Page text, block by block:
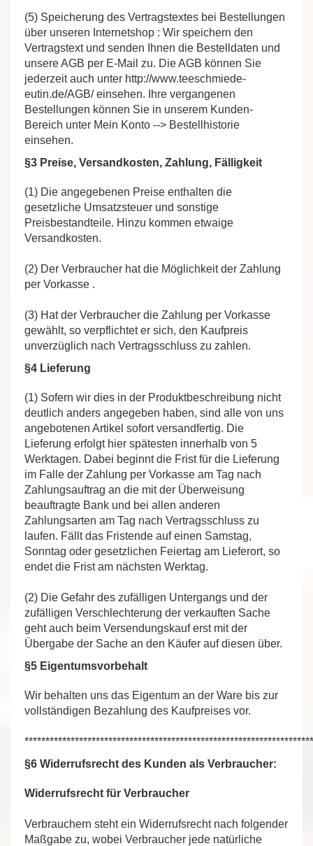
(5) Speicherung des Vertragstextes bei Bestellungen
über unseren Internetshop : Wir speichern den
Vertragstext und senden Ihnen die Bestelldaten und
unsere AGB per E-Mail zu. Die AGB können Sie
jederzeit auch unter http://www.teeschmiede-
eutin.de/AGB/ einsehen. Ihre vergangenen
Bestellungen können Sie in unserem Kunden-
Bereich unter Mein Konto --> Bestellhistorie
einsehen.
§3 Preise, Versandkosten, Zahlung, Fälligkeit
(1) Die angegebenen Preise enthalten die
gesetzliche Umsatzsteuer und sonstige
Preisbestandteile. Hinzu kommen etwaige
Versandkosten.
(2) Der Verbraucher hat die Möglichkeit der Zahlung
per Vorkasse .
(3) Hat der Verbraucher die Zahlung per Vorkasse
gewählt, so verpflichtet er sich, den Kaufpreis
unverzüglich nach Vertragsschluss zu zahlen.
§4 Lieferung
(1) Sofern wir dies in der Produktbeschreibung nicht
deutlich anders angegeben haben, sind alle von uns
angebotenen Artikel sofort versandfertig. Die
Lieferung erfolgt hier spätesten innerhalb von 5
Werktagen. Dabei beginnt die Frist für die Lieferung
im Falle der Zahlung per Vorkasse am Tag nach
Zahlungsauftrag an die mit der Überweisung
beauftragte Bank und bei allen anderen
Zahlungsarten am Tag nach Vertragsschluss zu
laufen. Fällt das Fristende auf einen Samstag,
Sonntag oder gesetzlichen Feiertag am Lieferort, so
endet die Frist am nächsten Werktag.
(2) Die Gefahr des zufälligen Untergangs und der
zufälligen Verschlechterung der verkauften Sache
geht auch beim Versendungskauf erst mit der
Übergabe der Sache an den Käufer auf diesen über.
§5 Eigentumsvorbehalt
Wir behalten uns das Eigentum an der Ware bis zur
vollständigen Bezahlung des Kaufpreises vor.
§6 Widerrufsrecht des Kunden als Verbraucher:
Widerrufsrecht für Verbraucher
Verbrauchern steht ein Widerrufsrecht nach folgender
Maßgabe zu, wobei Verbraucher jede natürliche